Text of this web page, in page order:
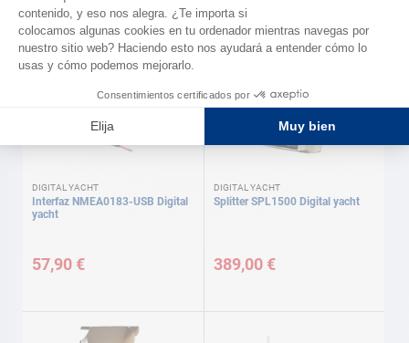
899,00 € 799,00 €
DIGITAL YACHT
Interfaz NMEA0183-USB Digital
yacht
57,90 €
DIGITAL YACHT
Splitter SPL1500 Digital yacht
389,00 €